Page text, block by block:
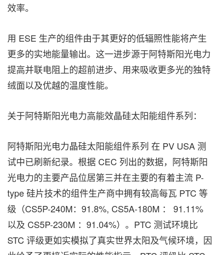
效率。
用 ESE 生产的组件由于其更好的低辐照性能将产生
更多的实地能量输出。这一进步源于阿特斯阳光电力
提高并联电阻上的超前进步、用来吸收更多光的独特
绒面以及优越的温度性能。
关于阿特斯阳光电力高能效晶硅太阳能组件系列：
阿特斯阳光电力晶硅太阳能组件系列 在 PV USA 测
试中已刷新纪录。根据 CEC 列出的数据，阿特斯阳
光电力的主要产品位居第三并在主要的有着主流 P-
type 硅片技术的组件生产商中拥有较高每瓦 PTC 等
级（CS5P-240M：91.8%, CS5A-180M ： 91.11%
以及 CS5P-230M ：91.04%）。PTC 测试环境比
STC 评级更如实模拟了真实世界太阳及气候环境，因